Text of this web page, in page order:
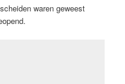
waren geweest